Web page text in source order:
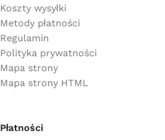
Koszty wysyłki
Metody płatności
Regulamin
Polityka prywatności
Mapa strony
Mapa strony HTML
Płatności